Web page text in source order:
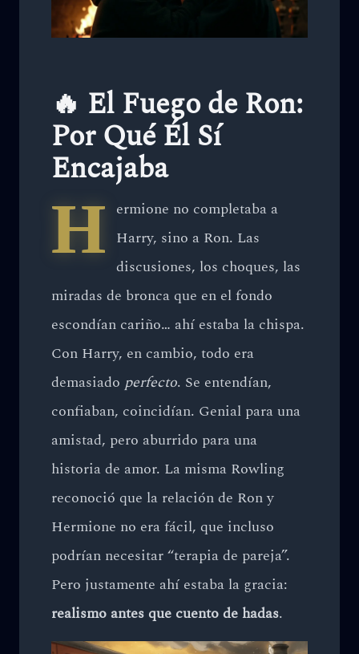
🔥 El Fuego de Ron:
Por Qué Él Sí
Encajaba
H ermione no completaba a
Harry, sino a Ron. Las
discusiones, los choques, las
miradas de bronca que en el fondo
escondían cariño… ahí estaba la chispa.
Con Harry, en cambio, todo era
demasiado perfecto. Se entendían,
confiaban, coincidían. Genial para una
amistad, pero aburrido para una
historia de amor. La misma Rowling
reconoció que la relación de Ron y
Hermione no era fácil, que incluso
podrían necesitar “terapia de pareja”.
Pero justamente ahí estaba la gracia:
realismo antes que cuento de hadas.